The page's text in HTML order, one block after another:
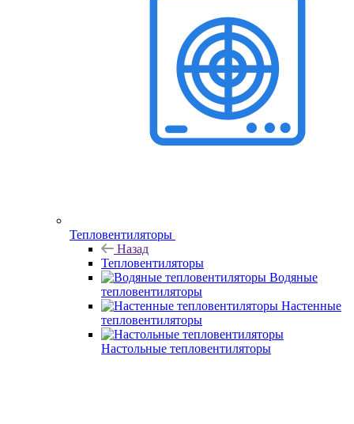
Тепловентиляторы
Назад
Тепловентиляторы
Водяные
тепловентиляторы
Настенные
тепловентиляторы
Настольные тепловентиляторы